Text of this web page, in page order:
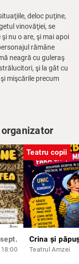
deloc puţine,
vinovăţiei, se
nu o are, şi mai apoi
rămâne
neagră cu guleraş
şi la gât cu
mişcările precum
îi place să cânte,
cu Maia
modele de viață,
sfârtecați de tăvălugul
copilărie, din
extinse, de dinainte
Holocaustul,
comunist cu față
istorică devine emoție
18:00
Teatru copii
Crina și
Teatrul Amzei